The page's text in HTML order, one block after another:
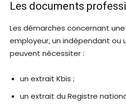
Les documents
Les démarches concernant
employeur, un indépendant ou
peuvent nécessiter :
un extrait Kbis ;
un extrait du Registre